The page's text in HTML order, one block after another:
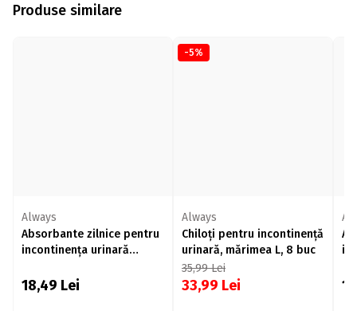
Produse similare
Always
Absorbante zilnice pentru
incontinența urinară
18,49 Lei
-5%
Always
Chiloți pentru incontinență
urinară, mărimea L, 8 buc
35,99Lei
33,99 Lei